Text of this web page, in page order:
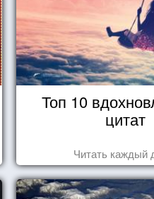
Топ 10
цитат
Читать каждый